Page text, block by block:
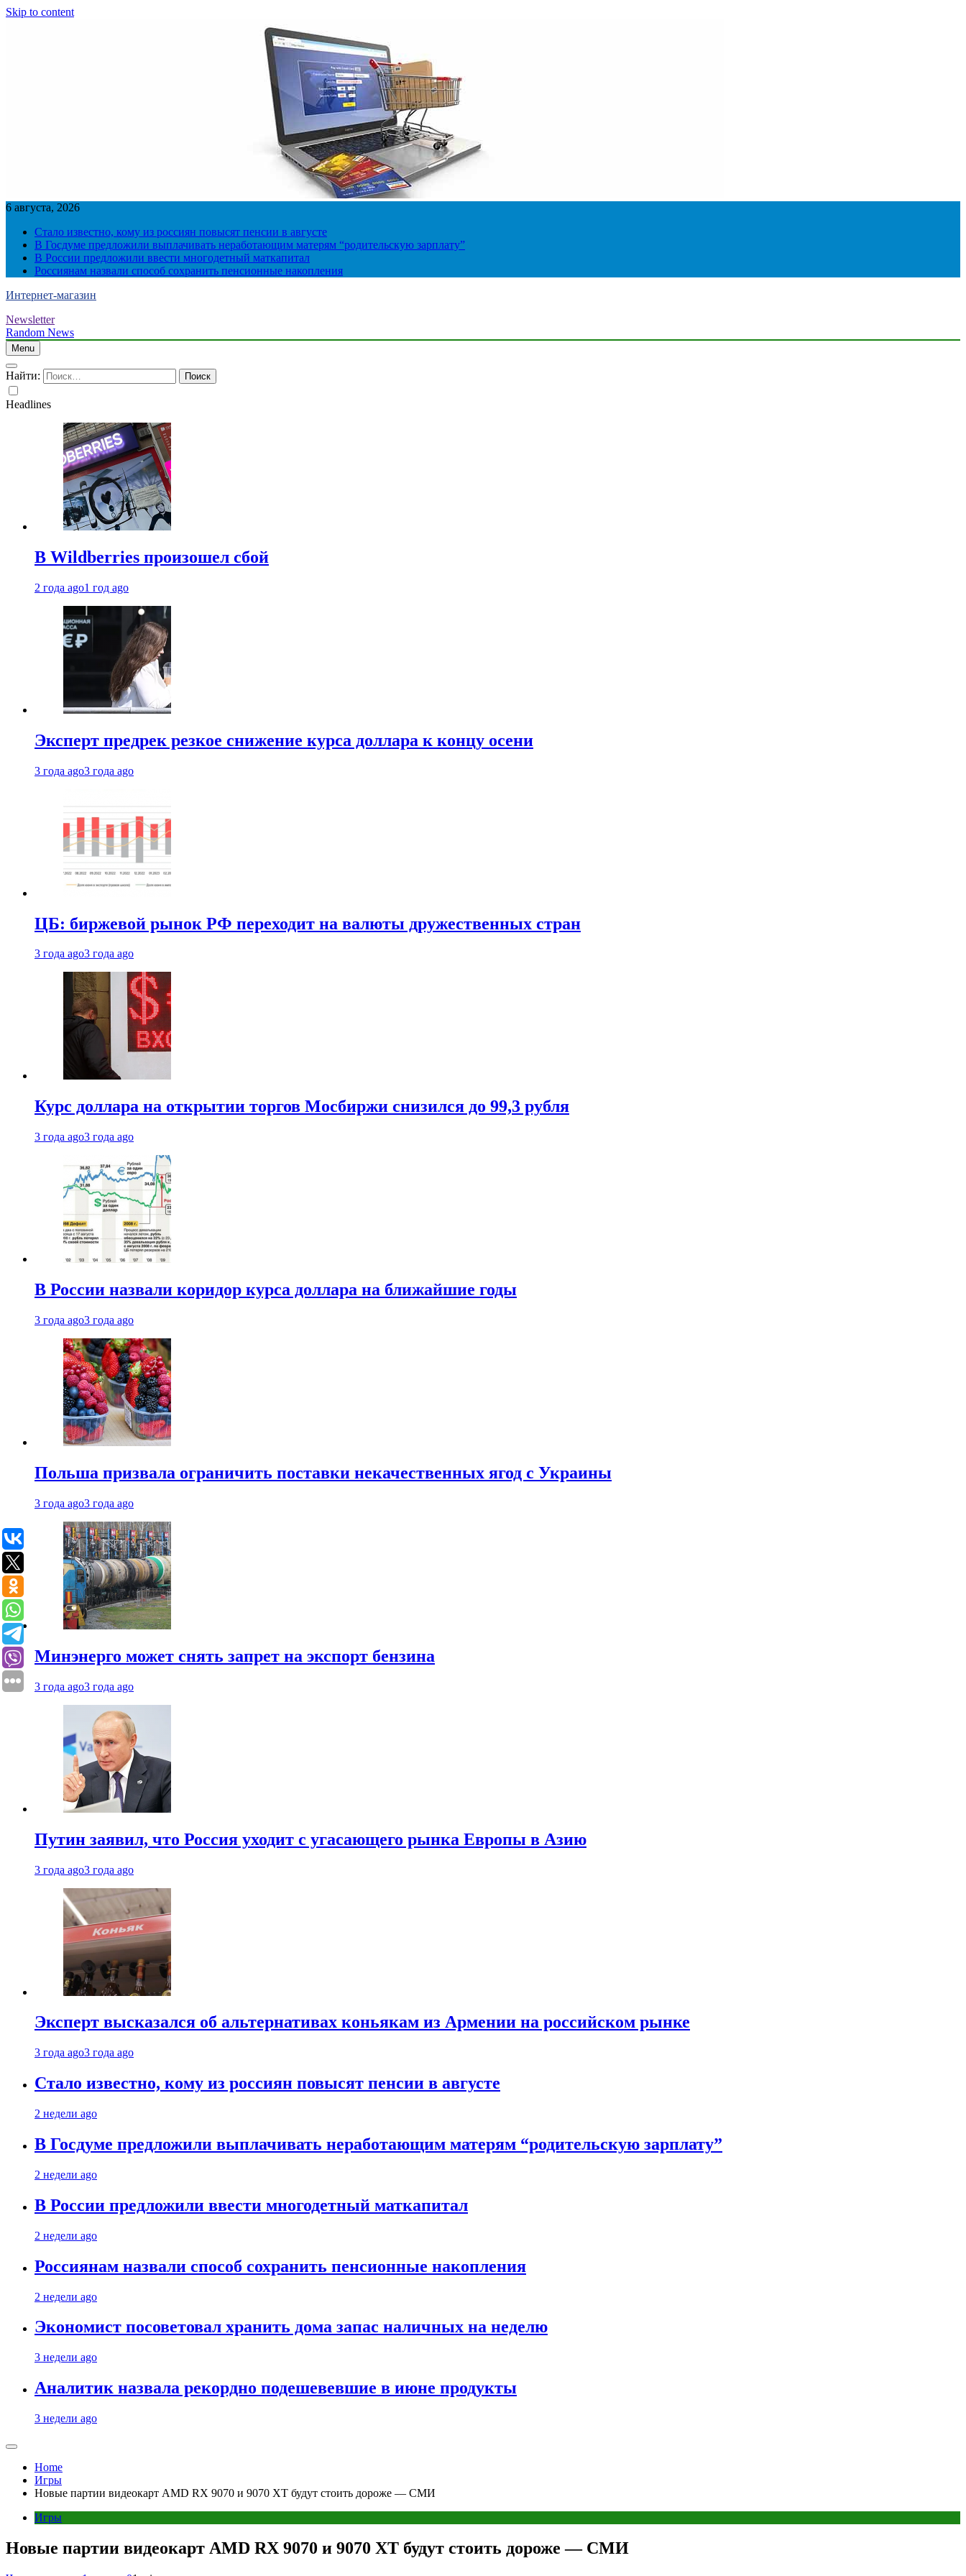
Skip to content
6 августа, 2026
Стало известно, кому из россиян повысят пенсии в августе
В Госдуме предложили выплачивать неработающим матерям “родительскую зарплату”
В России предложили ввести многодетный маткапитал
Россиянам назвали способ сохранить пенсионные накопления
Интернет-магазин
Newsletter
Random News
Menu
Найти:
Headlines
В Wildberries произошел сбой
2 года ago1 год ago
Эксперт предрек резкое снижение курса доллара к концу осени
3 года ago3 года ago
ЦБ: биржевой рынок РФ переходит на валюты дружественных стран
3 года ago3 года ago
Курс доллара на открытии торгов Мосбиржи снизился до 99,3 рубля
3 года ago3 года ago
В России назвали коридор курса доллара на ближайшие годы
3 года ago3 года ago
Польша призвала ограничить поставки некачественных ягод с Украины
3 года ago3 года ago
Минэнерго может снять запрет на экспорт бензина
3 года ago3 года ago
Путин заявил, что Россия уходит с угасающего рынка Европы в Азию
3 года ago3 года ago
Эксперт высказался об альтернативах коньякам из Армении на российском рынке
3 года ago3 года ago
Стало известно, кому из россиян повысят пенсии в августе
2 недели ago
В Госдуме предложили выплачивать неработающим матерям “родительскую зарплату”
2 недели ago
В России предложили ввести многодетный маткапитал
2 недели ago
Россиянам назвали способ сохранить пенсионные накопления
2 недели ago
Экономист посоветовал хранить дома запас наличных на неделю
3 недели ago
Аналитик назвала рекордно подешевевшие в июне продукты
3 недели ago
Home
Игры
Новые партии видеокарт AMD RX 9070 и 9070 XT будут стоить дороже — СМИ
Игры
Новые партии видеокарт AMD RX 9070 и 9070 XT будут стоить дороже — СМИ